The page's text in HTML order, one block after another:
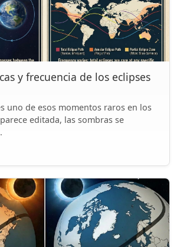
y frecuencia de los eclipses
uno de esos momentos raros en los
editada, las sombras se